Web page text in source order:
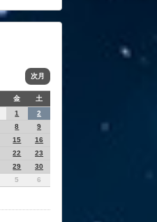
次月
金
土
1
2
8
9
15
16
22
23
29
30
5 6